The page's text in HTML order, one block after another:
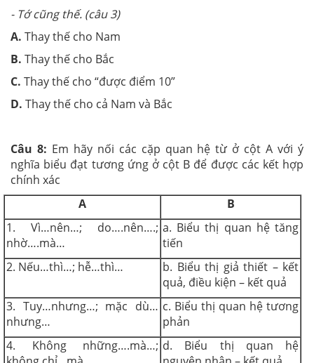
- Tớ cũng thế. (câu 3)
A. Thay thế cho Nam
B. Thay thế cho Bắc
C. Thay thế cho “được điểm 10”
D. Thay thế cho cả Nam và Bắc
Câu 8: Em hãy nối các cặp quan hệ từ ở cột A với ý
nghĩa biểu đạt tương ứng ở cột B để được các kết hợp
chính xác
A
B
1. Vì…nên…; do….nên….;
nhờ….mà…
a. Biểu thị quan hệ tăng
tiến
2. Nếu…thì…; hễ…thì…
b. Biểu thị giả thiết – kết
quả, điều kiện – kết quả
3. Tuy…nhưng…; mặc dù…
nhưng…
c. Biểu thị quan hệ tương
phản
4. Không những….mà…; d. Biểu thị quan hệ